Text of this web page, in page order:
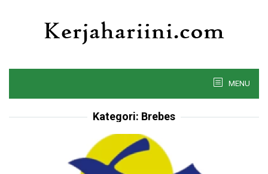
MENU
Kategori: Brebes